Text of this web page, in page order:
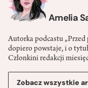
Amelia
Autorka podcastu „Przed
dopiero powstaje, i o
Członkini redakcji
Zobacz wszystkie